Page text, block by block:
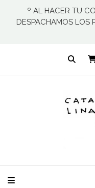
º AL HACER TU
DESPACHAMOS LOS